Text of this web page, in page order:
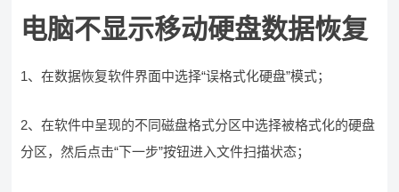
电脑不显示移动硬盘数据恢复
1、在数据恢复软件界面中选择“误格式化硬盘”模式；
2、在软件中呈现的不同磁盘格式分区中选择被格式化的硬盘
分区，然后点击“下一步”按钮进入文件扫描状态；